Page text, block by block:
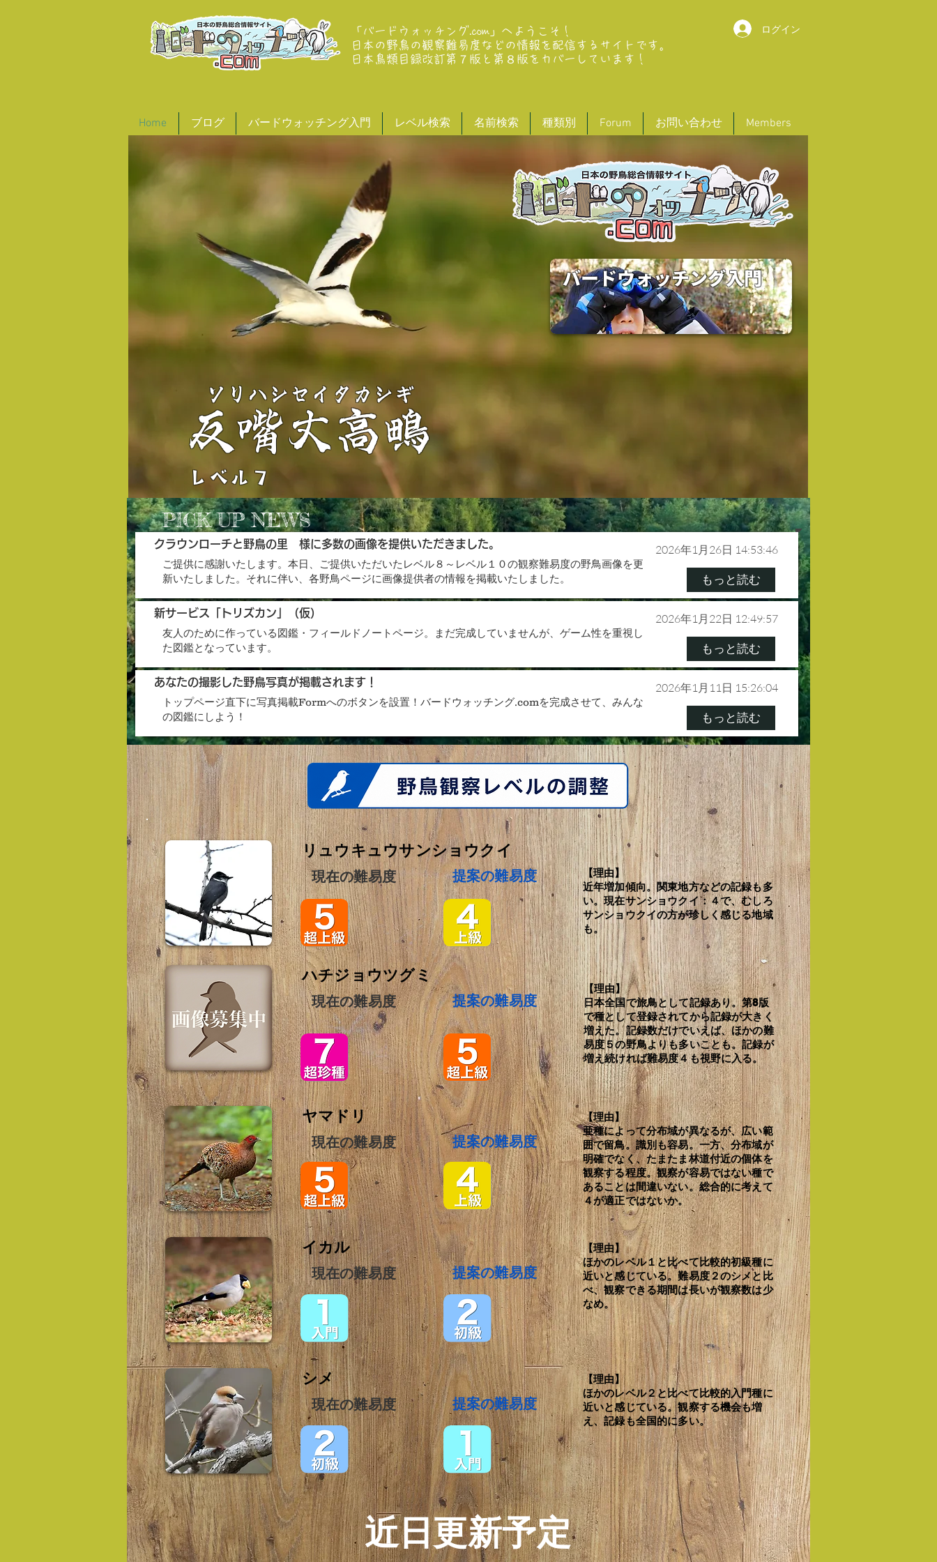
「バードウォッチング.com」へようこそ！
日本の野鳥の観察難易度などの情報を配信するサイトです。
​日本鳥類目録改訂第７版と第８版 をカバーしています！
ログイン
Home ブログ バードウォッチング入門 レベル検索 名前検索 種類別 Forum お問い合わせ Members
バードウォッチング入門
反嘴丈高鴫
レベル７
​ソリハシセイタカシギ
​PICK UP NEWS
クラウンローチと野鳥の里 様に多数の画像を提供いただきました。 2026年1月26日 14:53:46
ご提供に感謝いたします。本日、ご提供いただいたレベル８～レベル１０の観察難易度の野鳥画像を更
新いたしました。それに伴い、各野鳥ページに画像提供者の情報を掲載いたしました。
もっと読む
新サービス「トリズカン」（仮） 2026年1月22日 12:49:57
友人のために作っている図鑑・フィールドノートページ。まだ完成していませんが、ゲーム性を重視し
た図鑑となっています。
もっと読む
あなたの撮影した野鳥写真が掲載されます！ 2026年1月11日 15:26:04
トップページ直下に写真掲載Formへのボタンを設置！バードウォッチング.comを完成させて、みんな
の図鑑にしよう！
もっと読む
リュウキュウサンショウクイ
現在の難易度 ​提案の難易度
【理由】
近年増加傾向。関東地方などの記録も多
い。​現在サンショウクイ：４で、むしろ
サンショウクイの方が珍しく感じる地域
も。
ハチジョウツグミ
現在の難易度 ​提案の難易度
【理由】
日本全国で旅鳥として記録あり。第8版
で種として登録されてから記録が大きく
増えた。記録数だけでいえば、ほかの難
易度５の野鳥よりも多いことも。記録が
増え続ければ難易度４も視野に入る。
ヤマドリ
現在の難易度 ​提案の難易度
【理由】
亜種によって分布域が異なるが、広い範
囲で留鳥。識別も容易。一方、分布域が
明確でなく、たまたま林道付近の個体を
観察する程度。観察が容易ではない種で
あることは間違いない。総合的に考えて
４が適正ではないか。
イカル
現在の難易度 ​提案の難易度
【理由】
ほかのレベル１と比べて比較的初級種に
近いと感じている。難易度２のシメと比
べ、観察できる期間は長いが観察数は少
なめ。
シメ
現在の難易度 ​提案の難易度
【理由】
ほかのレベル２と比べて比較的入門種に
近いと感じている。観察する機会も増
え、記録も全国的に多い。
近日更新予定